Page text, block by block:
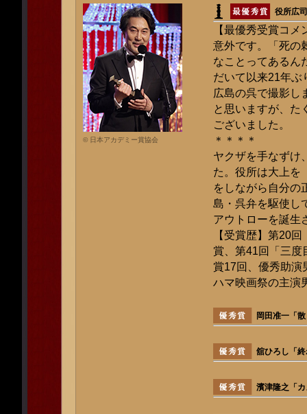
© 日本アカデミー賞協会
役所広
【最優秀受賞コメ
意外です。「死の
なことってあるん
だいて以来21年ぶ
広島の呉で撮影し
と思いますが、た
ございました。
＊＊＊＊
ヤクザを手なずけ
た。役所は大上を
をしながら自分の
島・呉弁を駆使し
アウトローを誕生
【受賞歴】第20
賞、第41回「三度
賞17回、優秀助演
ハマ映画祭の主演
岡田准一「
舘ひろし「
濱津隆之「